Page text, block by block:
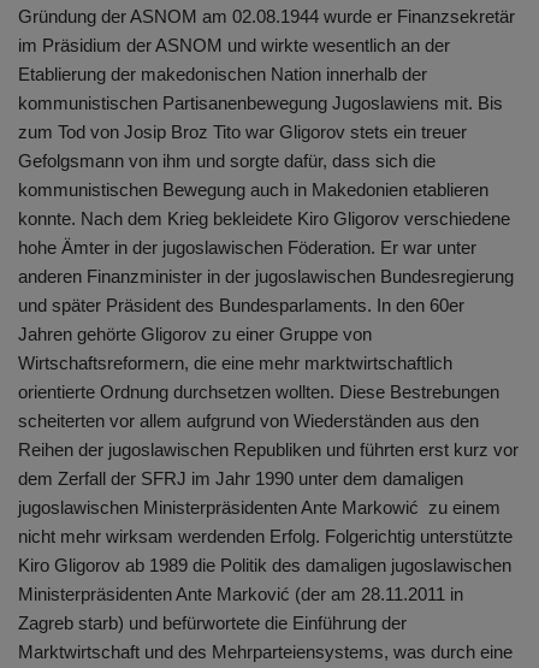
Gründung der ASNOM am 02.08.1944 wurde er Finanzsekretär
im Präsidium der ASNOM und wirkte wesentlich an der
Etablierung der makedonischen Nation innerhalb der
kommunistischen Partisanenbewegung Jugoslawiens mit. Bis
zum Tod von Josip Broz Tito war Gligorov stets ein treuer
Gefolgsmann von ihm und sorgte dafür, dass sich die
kommunistischen Bewegung auch in Makedonien etablieren
konnte. Nach dem Krieg bekleidete Kiro Gligorov verschiedene
hohe Ämter in der jugoslawischen Föderation. Er war unter
anderen Finanzminister in der jugoslawischen Bundesregierung
und später Präsident des Bundesparlaments. In den 60er
Jahren gehörte Gligorov zu einer Gruppe von
Wirtschaftsreformern, die eine mehr marktwirtschaftlich
orientierte Ordnung durchsetzen wollten. Diese Bestrebungen
scheiterten vor allem aufgrund von Wiederständen aus den
Reihen der jugoslawischen Republiken und führten erst kurz vor
dem Zerfall der SFRJ im Jahr 1990 unter dem damaligen
jugoslawischen Ministerpräsidenten Ante Markowić zu einem
nicht mehr wirksam werdenden Erfolg. Folgerichtig unterstützte
Kiro Gligorov ab 1989 die Politik des damaligen jugoslawischen
Ministerpräsidenten Ante Marković (der am 28.11.2011 in
Zagreb starb) und befürwortete die Einführung der
Marktwirtschaft und des Mehrparteiensystems, was durch eine